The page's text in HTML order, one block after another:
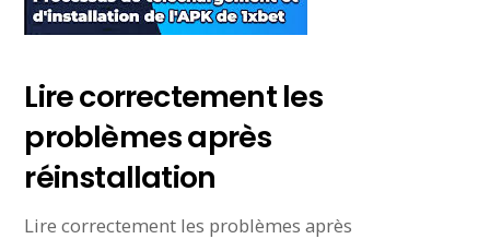
Lire correctement les
problèmes après
réinstallation
Lire correctement les problèmes après